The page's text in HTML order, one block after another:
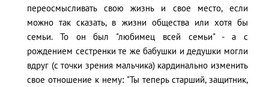
переосмысливать свою жизнь и свое место, если
можно так сказать, в жизни общества или хотя бы
семьи. То он был "любимец всей семьи" - а с
рождением сестренки те же бабушки и дедушки могли
вдруг (с точки зрения мальчика) кардинально изменить
свое отношение к нему: "Ты теперь старший, защитник,